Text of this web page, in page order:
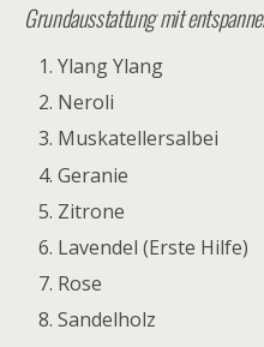
Grundausstattung mit
Ylang Ylang
Neroli
Muskatellersalbei
Geranie
Zitrone
Lavendel (Erste Hilfe)
Rose
Sandelholz